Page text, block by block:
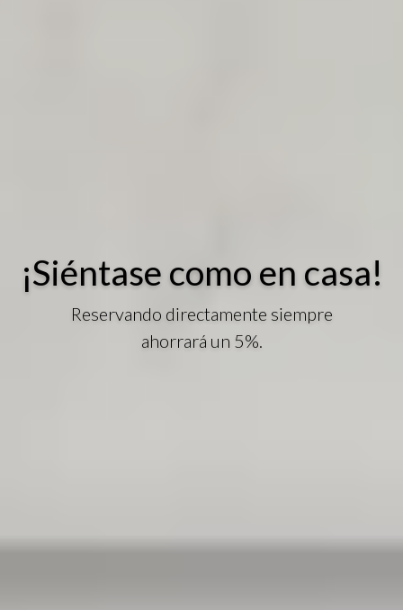
¡Siéntase como en casa!
Reservando directamente siempre
ahorrará un 5%.